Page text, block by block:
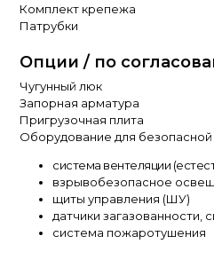
Опции / по
Чугунный люк
Запорная арматура
Пригрузочная плита
Оборудование для безопасной
система вентеляции
взрывобезопасное
щиты управления (ШУ)
датчики загазованности,
система пожаротушения
Комплект крепежа
Патрубки